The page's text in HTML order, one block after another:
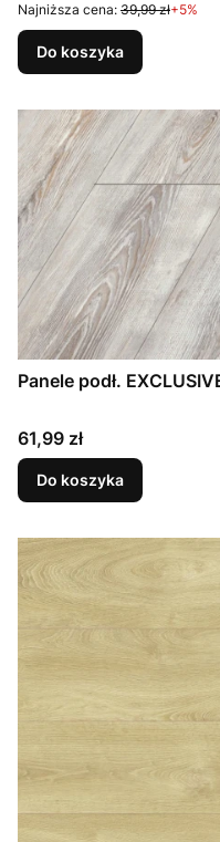
Najniższa cena: 39,99 zł+5%
Do koszyka
Panele podł.
Cena
61,99 zł
Do koszyka